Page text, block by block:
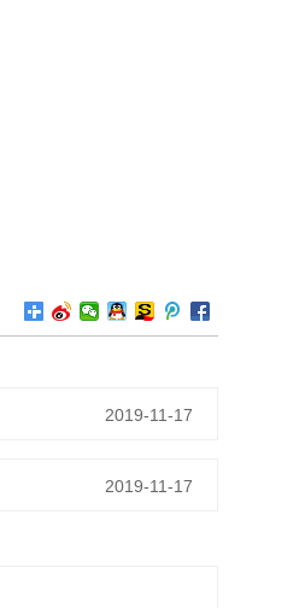
2019-11-17
2019-11-17